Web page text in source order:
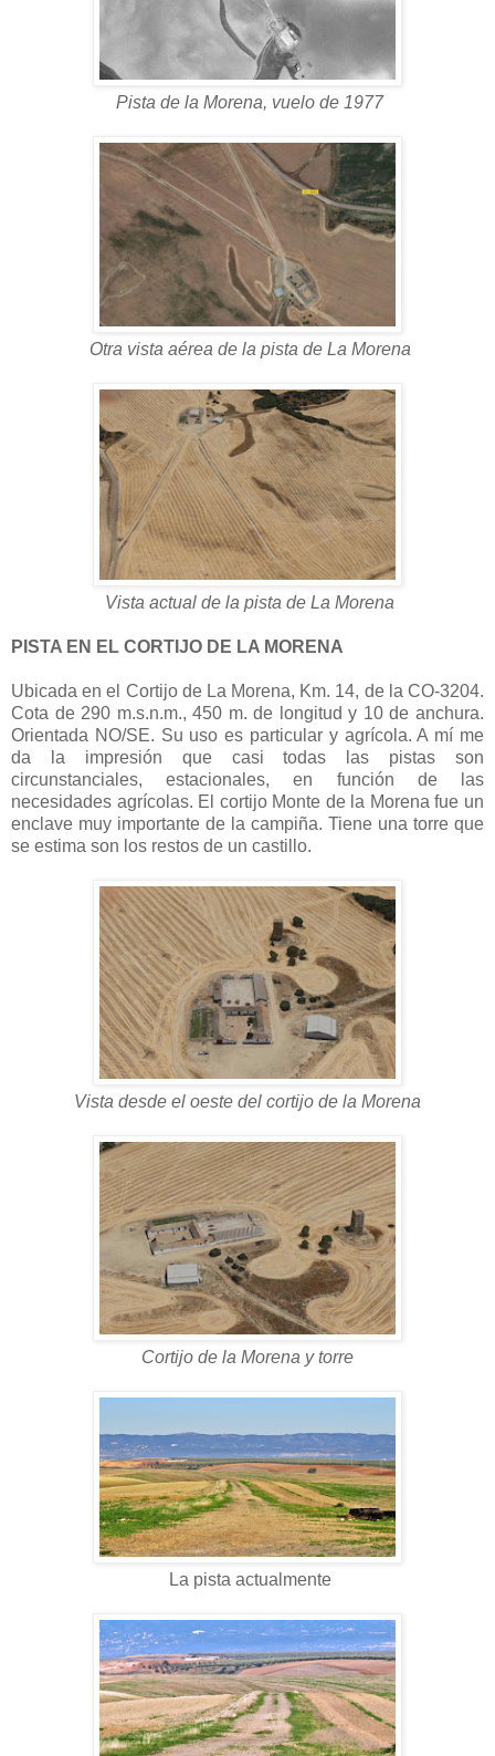
Pista de la Morena, vuelo de 1977
Otra vista aérea de la pista de La Morena
Vista actual de la pista de La Morena
PISTA EN EL CORTIJO DE LA MORENA
Ubicada en el Cortijo de La Morena, Km. 14, de la CO-3204.
Cota de 290 m.s.n.m., 450 m. de longitud y 10 de anchura.
Orientada NO/SE. Su uso es particular y agrícola. A mí me
da la impresión que casi todas las pistas son
circunstanciales, estacionales, en función de las
necesidades agrícolas. El cortijo Monte de la Morena fue un
enclave muy importante de la campiña. Tiene una torre que
se estima son los restos de un castillo.
Vista desde el oeste del cortijo de la Morena
Cortijo de la Morena y torre
La pista actualmente